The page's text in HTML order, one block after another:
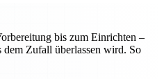
bis zum Einrichten –
Zufall überlassen wird. So